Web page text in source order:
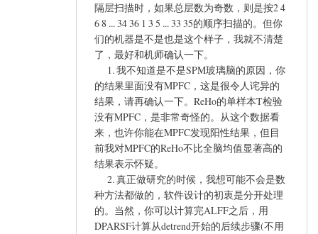
隔层扫描时，如果总层数为奇数，则是按2 4
6 8 ... 34 36 1 3 5 ... 33 35的顺序扫描的。但你
们的机器是不是也是这个样子，我就不清楚
了，最好和机师确认一下。
1. 我不知道是不是SPM玻璃脑的原因，你
的结果里面没有MPFC，这是很令人诧异的
结果，请再确认一下。ReHo的单样本T检验
没有MPFC，是非常奇怪的。从这个数据看
来，也许你能在MPFC发现阳性结果，但目
前我对MPFC的ReHo不比全脑均值显著高的
结果表示怀疑。
2. 真正做研究的时候，我想可能不会是数
种方法都做的，软件设计的初衷是分开处理
的。当然，你可以计算完ALFF之后，用
DPARSF计算从detrend开始的后续步骤(不用